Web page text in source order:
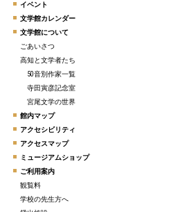
イベント
文学館カレンダー
文学館について
ごあいさつ
高知と文学者たち
50音別作家一覧
寺田寅彦記念室
宮尾文学の世界
館内マップ
アクセシビリティ
アクセスマップ
ミュージアムショップ
ご利用案内
観覧料
学校の先生方へ